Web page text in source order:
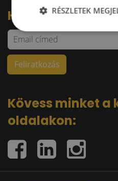
Hírlevél
Kövess minket a
oldalakon:
RÉSZLETEK